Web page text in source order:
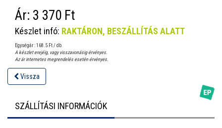
Ár: 3 370 Ft
Készlet infó: RAKTÁRON, BESZÁLLÍTÁS ALATT
Egységár : 168.5 Ft / db
A készlet erejéig, vagy visszavonásig érvényes.
Az ár internetes megrendelés esetén érvényes.
Vissza
SZÁLLÍTÁSI INFORMÁCIÓK